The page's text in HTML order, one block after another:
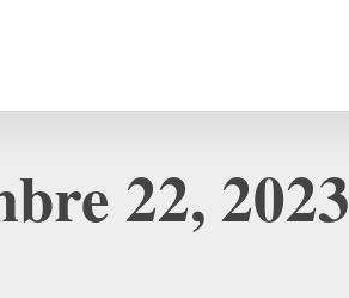
22, 2023